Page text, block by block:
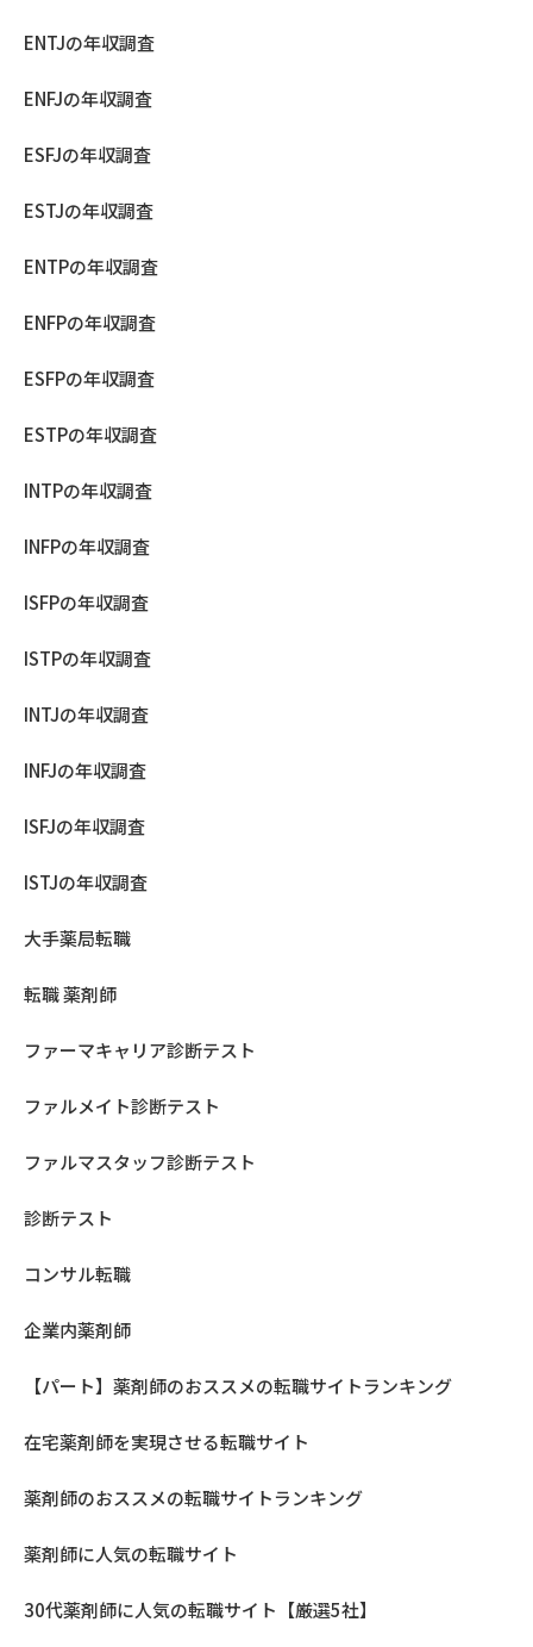
ENTJの年収調査
ENFJの年収調査
ESFJの年収調査
ESTJの年収調査
ENTPの年収調査
ENFPの年収調査
ESFPの年収調査
ESTPの年収調査
INTPの年収調査
INFPの年収調査
ISFPの年収調査
ISTPの年収調査
INTJの年収調査
INFJの年収調査
ISFJの年収調査
ISTJの年収調査
大手薬局転職
転職 薬剤師
ファーマキャリア診断テスト
ファルメイト診断テスト
ファルマスタッフ診断テスト
診断テスト
コンサル転職
企業内薬剤師
【パート】薬剤師のおススメの転職サイトランキング
在宅薬剤師を実現させる転職サイト
薬剤師のおススメの転職サイトランキング
薬剤師に人気の転職サイト
30代薬剤師に人気の転職サイト【厳選5社】